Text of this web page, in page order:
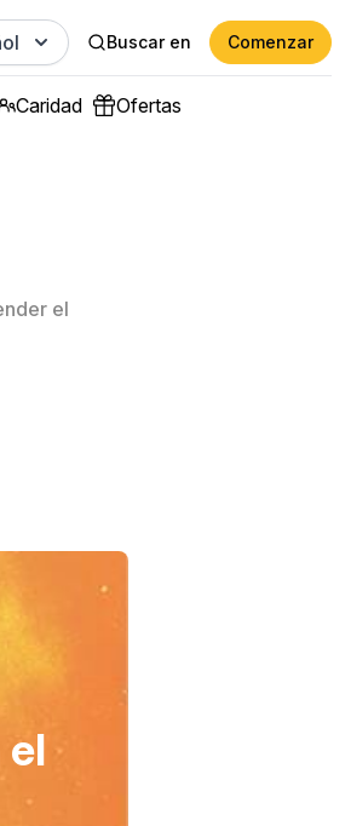
Buscar en Comenzar
Caridad Ofertas
el
el